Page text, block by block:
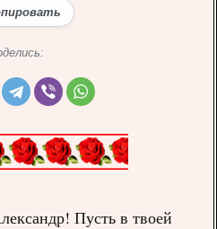
Пусть в твоей